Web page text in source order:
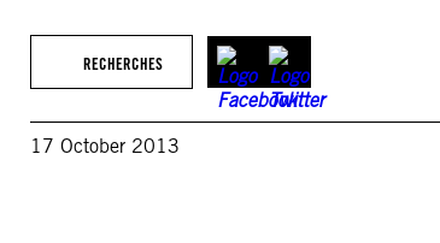
RECHERCHES
17 October 2013